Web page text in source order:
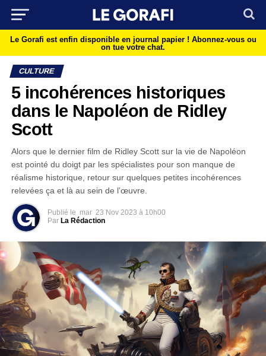
Le Gorafi est enfin disponible en journal papier ! Abonnez-vous ou
on tue votre chat.
CULTURE
5 incohérences historiques
dans le Napoléon de Ridley
Scott
Alors que le dernier film de Ridley Scott sur la vie de Napoléon
est pointé du doigt par les spécialistes pour son manque de
réalisme historique, retour sur quelques petites incohérences
relevées ça et là au sein de l’œuvre.
Publié le mar 23 Nov 2023 à 10h00
Par La Rédaction